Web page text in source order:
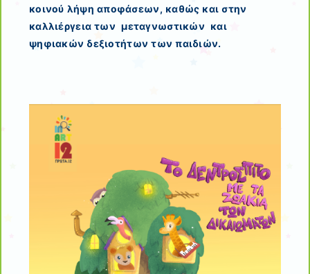
κοινού λήψη αποφάσεων, καθώς και στην
καλλιέργεια των μεταγνωστικών και
ψηφιακών δεξιοτήτων των παιδιών.